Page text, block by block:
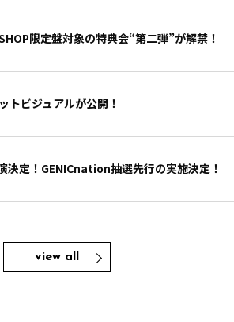
限定盤対象の特典会“第二弾”が解禁！
トビジュアルが公開！
定！GENICnation抽選先行の実施決定！
view all